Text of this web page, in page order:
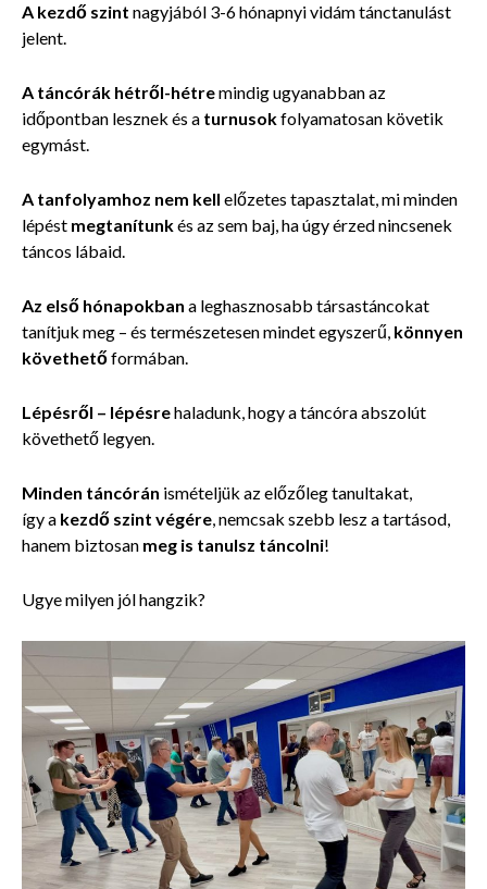
A kezdő szint nagyjából 3-6 hónapnyi vidám tánctanulást
jelent.
A táncórák hétről-hétremindig ugyanabban az
időpontban lesznek és a turnusokfolyamatosan követik
egymást.
A tanfolyamhoz nem kell előzetes tapasztalat, mi minden
lépést megtanítunkés az sem baj, ha úgy érzed nincsenek
táncos lábaid.
Az első hónapokban a leghasznosabb társastáncokat
tanítjuk meg – és természetesen mindet egyszerű, könnyen
követhetőformában.
Lépésről – lépésrehaladunk, hogy a táncóra abszolút
követhető legyen.
Minden táncórán ismételjük az előzőleg tanultakat,
így a kezdő szint végére, nemcsak szebb lesz a tartásod,
hanem biztosan meg is tanulsz táncolni!
Ugye milyen jól hangzik?